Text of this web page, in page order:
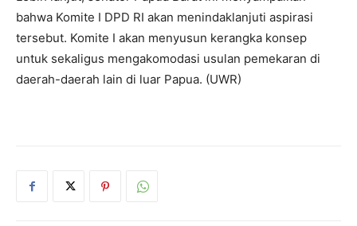
bahwa Komite I DPD RI akan menindaklanjuti aspirasi
tersebut. Komite I akan menyusun kerangka konsep
untuk sekaligus mengakomodasi usulan pemekaran di
daerah-daerah lain di luar Papua. (UWR)